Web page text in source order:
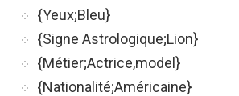
{Yeux;Bleu}
{Signe Astrologique;Lion}
{Métier;Actrice,model}
{Nationalité;Américaine}